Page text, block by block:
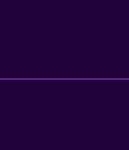
25 km und die